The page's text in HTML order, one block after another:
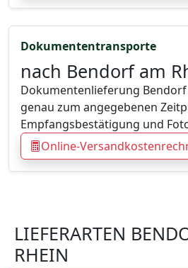
Dokumententransporte
nach Bendorf am
Dokumentenlieferung Bendorf
genau zum angegebenen
Empfangsbestätigung und
Online-
LIEFERARTEN
RHEIN